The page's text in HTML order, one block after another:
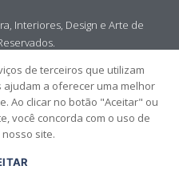
Interiores, Design e Arte de
de terceiros que utilizam
a oferecer uma melhor
Ao clicar no botão "Aceitar" ou
você concorda com o uso de
site.